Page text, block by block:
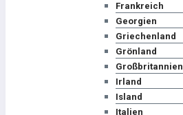
Frankreich
Georgien
Griechenland
Grönland
Großbritannien
Irland
Island
Italien